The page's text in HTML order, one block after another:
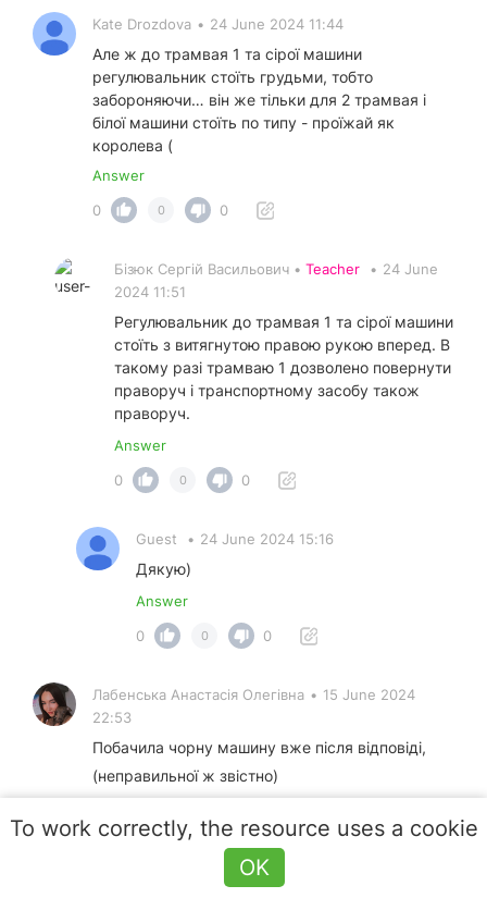
Kate Drozdova • 24 June 2024 11:44
Але ж до трамвая 1 та сірої машини
регулювальник стоїть грудьми, тобто
забороняючи… він же тільки для 2 трамвая і
білої машини стоїть по типу - проїжай як
королева (
Answer
0
0 0
Бізюк Сергій Васильович • Teacher • 24 June
2024 11:51
Регулювальник до трамвая 1 та сірої машини
стоїть з витягнутою правою рукою вперед. В
такому разі трамваю 1 дозволено повернути
праворуч і транспортному засобу також
праворуч.
Answer
0
0 0
Guest • 24 June 2024 15:16
Дякую)
Answer
0
0 0
Лабенська Анастасія Олегівна • 15 June 2024
22:53
Побачила чорну машину вже після відповіді,
(неправильної ж звістно)
0
To work correctly, the resource uses a cookie
OK